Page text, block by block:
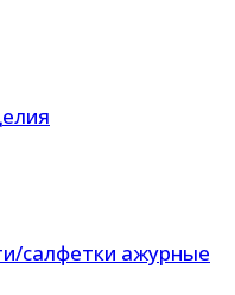
салфетки ажурные